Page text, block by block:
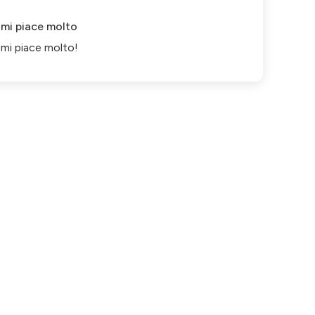
mi piace molto
mi piace molto!